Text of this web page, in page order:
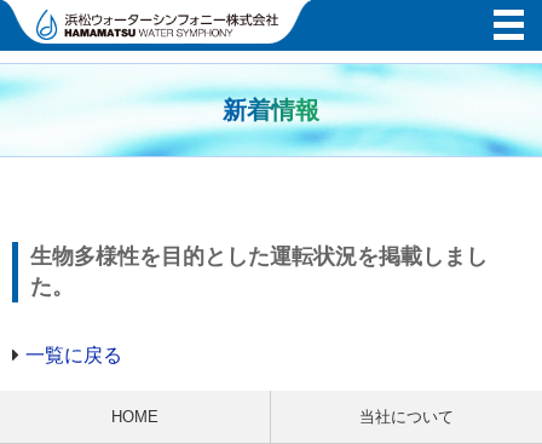
新着情報
生物多様性を目的とした運転状況を掲載しまし
た。
一覧に戻る
HOME 当社について